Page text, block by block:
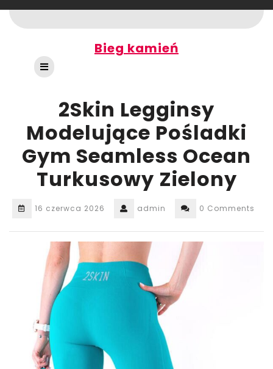
to
content
Bieg kamień
Open
Button
2Skin Legginsy
Modelujące Pośladki
Gym Seamless Ocean
Turkusowy Zielony
16 czerwca 2026 admin 0 Comments